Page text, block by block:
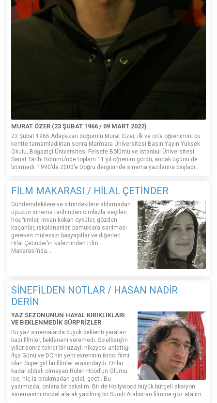
MURAT ÖZER (23 ŞUBAT 1966 / 09 MART 2022)
23 Şubat 1966 Adapazarı doğumlu Murat Özer, ilk ve orta öğrenimini bu
kentte tamamladıktan sonra Marmara Üniversitesi Basın Yayın Yüksek
Okulu, Boğaziçi Üniversitesi Felsefe Bölümü ve İstanbul Üniversitesi
Sanat Tarihi Bölümü’nde toplam 11 yıl öğrenim gördü; ancak üçünü de
bitirmedi. 1990’da 2000’e Doğru dergisinde sinema yazılarına başladı...
FİLM MAKARASI / HİLAL ÇETİNDER
Gündemdekilere ve vitrindekilere aldırmadan
upuzun sinema tarihinden cımbızla seçilen
hoş filmler, insan kokan öyküler, gözden
kaçanlar, ıskalananlar, pamuklara sarılması
gereken mütevazı başyapıtlar ve diğerleri
Hilal Çetinder’in kaleminden Film
Makarası’nda…
SİNEFİLDEN NOTLAR / HASAN NADİR
DERİN
YAZ SEZONUNUN HAYAL KIRIKLIKLARI
VE BEKLENMEDİK SÜRPRİZLER
Bu yaz sinemalarda büyük beklenti yaratan
bazı filmler, bekleneni veremedi. Spielberg’in
yıllar sonra tekrar bir uzaylı hikayesi anlattığı
İfşa Günü ve DC’nin yeni evreninin ikinci filmi
olan Supergirl bu filmler arasındaydı. Onlar
kadar iddialı olmayan Robin Hood’un Ölümü
ise, hiç iz bırakmadan geldi, geçti. Bu
yazımızda, onlara bir bakalım. Bir de Hollywood büyük bütçeli aksiyon
sinemasını model alarak yapılmış bir Suudi Arabistan filmine göz atalım.